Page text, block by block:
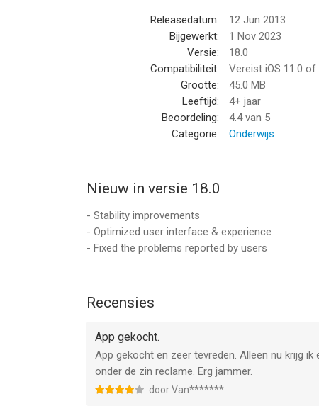
▸ Russisch
▸ Turks
▸ Portugees
▸ Arabisch
▸ Vietnamese
▸ Hindi
---- Over Bravolol ----
Website: http://www.bravolol.com
E-mail: cs@bravolol.com
Releasedatum:
12 Jun 2013
Bijgewerkt:
1 Nov 2023
Versie:
18.0
Compatibiliteit:
Vereist iOS 11.0
Grootte:
45.0 MB
Leeftijd:
4+ jaar
Beoordeling:
4.4van 5
Categorie:
Onderwijs
Nieuw in versie 18.0
- Stability improvements
- Optimized user interface & experience
- Fixed the problems reported by users
Recensies
App gekocht.
App gekocht en zeer tevreden. Alleen nu krijg
onder de zin reclame. Erg jammer.
door Van*******